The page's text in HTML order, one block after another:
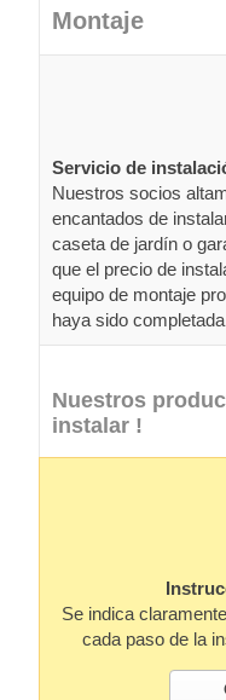
Montaje
Servicio de
Nuestros socios
encantados de
caseta de jardín o
que el precio de
equipo de montaje
haya sido
Nuestros
instalar !
Se indica
cada paso de la